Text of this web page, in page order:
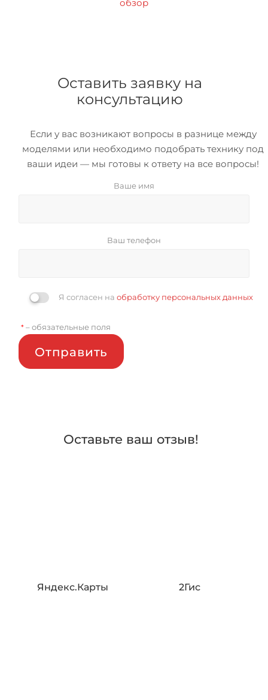
обзор
Оставить заявку на
консультацию
Если у вас возникают вопросы в разнице между
моделями или необходимо подобрать технику под
ваши идеи — мы готовы к ответу на все вопросы!
Ваше имя
Ваш телефон
Я согласен на обработку персональных данных
Отправить
* – обязательные поля
Оставьте ваш отзыв!
Яндекс.Карты 2Гис